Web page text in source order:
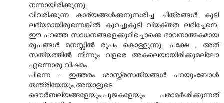
നന്നായിരിക്കുന്നു.
വിവരിക്കുന്ന കാര്യങ്ങള്‍ക്കനുസരിച്ച ചിത്രങ്ങള്‍ കൂടി
ലഭ്യമായിരുന്നെങ്കില്‍ കുറച്ചുകൂടി വ്യക്തത ലഭിച്ചേനെ.
ഈ പറഞ്ഞ സാധനങ്ങളെക്കുറിച്ചൊക്കെ ഭാവനാത്മകമായ
രൂപങ്ങള്‍ മനസ്സില്‍ രൂപം കൊള്ളുന്നു. പക്ഷേ , അത്
സത്യത്തില്‍ നിന്നും വളരെ അകലെയായിരിക്കുമല്ലോ
എന്നൊരു വിഷമം.
പിന്നെ .. ഇത്തരം ശാസ്ത്രസത്യങ്ങള്‍ പറയുംബോള്‍
തന്ത്രിയേയും,അയാളുടെ
ദൌര്‍ബല്യങ്ങളേയും,പൂജകളേയും പരാമര്‍ശിക്കുന്നത്